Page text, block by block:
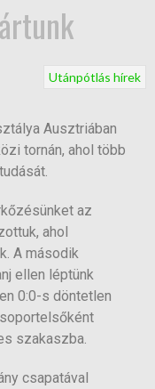
Utánpótlás hírek
Ausztriában
tornán, ahol több
az
ahol
A második
ellen léptünk
0:0-s döntetlen
szakaszba.
csapatával